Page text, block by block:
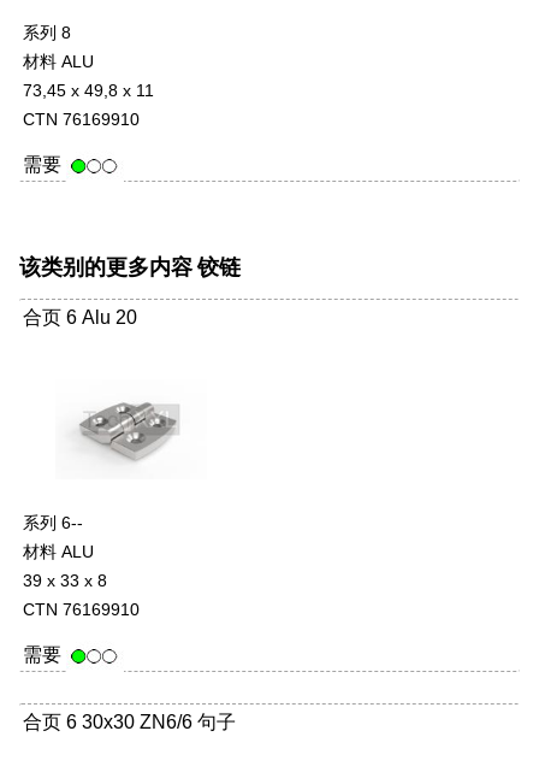
系列 8
材料 ALU
73,45 x 49,8 x 11
CTN 76169910
需要
该类别的更多内容 铰链
合页 6 Alu 20
系列 6--
材料 ALU
39 x 33 x 8
CTN 76169910
需要
合页 6 30x30 ZN6/6 句子